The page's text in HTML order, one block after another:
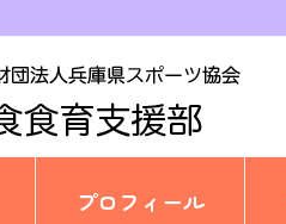
プロフィール